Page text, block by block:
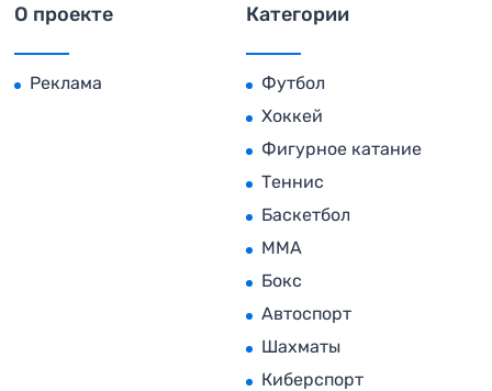
О проекте
Реклама
Категории
Футбол
Хоккей
Фигурное катание
Теннис
Баскетбол
MMA
Бокс
Автоспорт
Шахматы
Киберспорт